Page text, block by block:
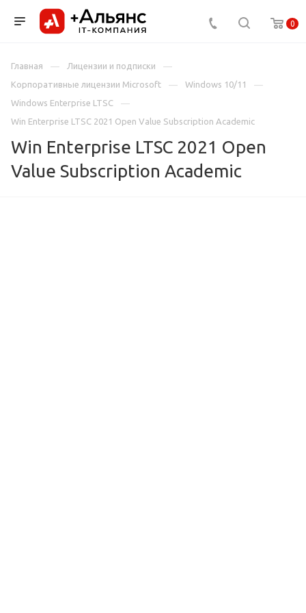
0
Главная
Лицензии и подписки
Корпоративные лицензии Microsoft
Windows 10/11
Windows Enterprise LTSC
Win Enterprise LTSC 2021 Open Value Subscription Academic
Win Enterprise LTSC 2021 Open
Value Subscription Academic